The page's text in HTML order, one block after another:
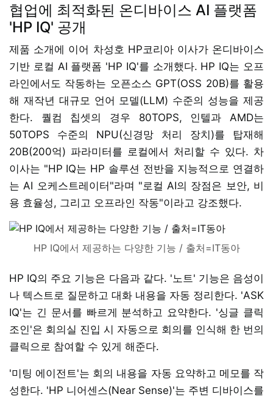
협업에 최적화된 온디바이스 AI 플랫폼
'HP IQ' 공개
제품 소개에 이어 차성호 HP코리아 이사가 온디바이스
기반 로컬 AI 플랫폼 'HP IQ'를 소개했다. HP IQ는 오프
라인에서도 작동하는 오픈소스 GPT(OSS 20B)를 활용
해 재작년 대규모 언어 모델(LLM) 수준의 성능을 제공
한다. 퀄컴 칩셋의 경우 80TOPS, 인텔과 AMD는
50TOPS 수준의 NPU(신경망 처리 장치)를 탑재해
20B(200억) 파라미터를 로컬에서 처리할 수 있다. 차
이사는 "HP IQ는 HP 솔루션 전반을 지능적으로 연결하
는 AI 오케스트레이터"라며 "로컬 AI의 장점은 보안, 비
용 효율성, 그리고 오프라인 작동"이라고 강조했다.
HP IQ에서 제공하는 다양한 기능 / 출처=IT동아
HP IQ의 주요 기능은 다음과 같다. '노트' 기능은 음성이
나 텍스트로 질문하고 대화 내용을 자동 정리한다. 'ASK
IQ'는 긴 문서를 빠르게 분석하고 요약한다. '싱글 클릭
조인'은 회의실 진입 시 자동으로 회의를 인식해 한 번의
클릭으로 참여할 수 있게 해준다.
'미팅 에이전트'는 회의 내용을 자동 요약하고 메모를 작
성한다. 'HP 니어센스(Near Sense)'는 주변 디바이스를